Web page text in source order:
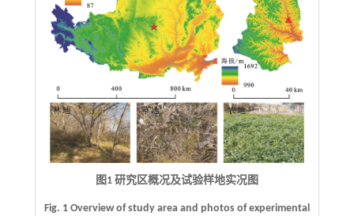
图1 研究区概况及试验样地实况图
Fig. 1 Overview of study area and photos of experimental